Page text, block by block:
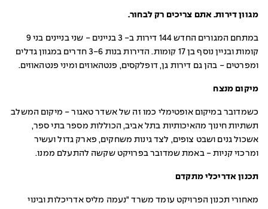
מגוון דירות. אתם צריכים רק לבחור.
במתחם המגורים החדש 144 דירות ב- 3 בניינים - שני בניינים בני 9
קומות ובניין נוסף בן 17 קומות. הדירות בנות 3-6 חדרים במגוון גדלים
ומפרטים - בהן גם דירות גן, דופלקסים, פנטהאוזים ומיני פנטהאוזים.
מיקום מנצח
כשמדובר במיקום אופטימלי כמו זה של אשדר טאגור - מיקום המשלב
תשתיות חינוך מהאיכותיות בתל אביב, הכוללות מספר בתי ספר,
אשכול גנים ושבט צופים, לצד גינות משחקים, פארק גדול ועשיר
ומרכזי קניות - באמת שמדובר בפרויקט שקשה להתעלם ממנו.
תכנון אדריכלי מתקדם
מאחורי תכנון הפרויקט עומד משרד "נעמה מליס אדריכלות ובינוי